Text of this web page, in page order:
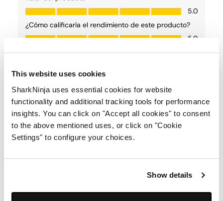
This website uses cookies
SharkNinja uses essential cookies for website
functionality and additional tracking tools for performance
insights. You can click on "Accept all cookies" to consent
to the above mentioned uses, or click on "Cookie
Settings" to configure your choices.
Show details